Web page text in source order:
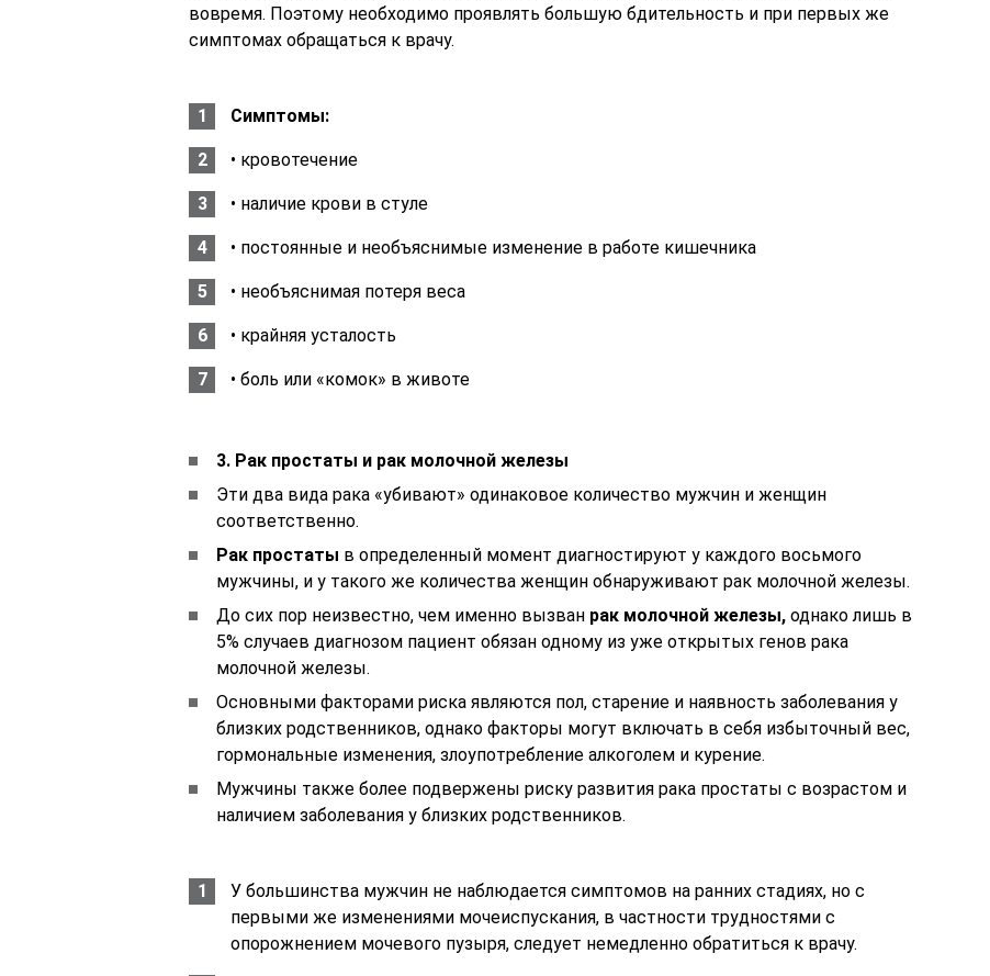
вовремя. Поэтому необходимо проявлять большую бдительность и при первых же
симптомах обращаться к врачу.
Симптомы:
• кровотечение
• наличие крови в стуле
• постоянные и необъяснимые изменение в работе кишечника
• необъяснимая потеря веса
• крайняя усталость
• боль или «комок» в животе
3. Рак простаты и рак молочной железы
Эти два вида рака «убивают» одинаковое количество мужчин и женщин
соответственно.
Рак простаты в определенный момент диагностируют у каждого восьмого
мужчины, и у такого же количества женщин обнаруживают рак молочной железы.
До сих пор неизвестно, чем именно вызван рак молочной железы, однако лишь в
5% случаев диагнозом пациент обязан одному из уже открытых генов рака
молочной железы.
Основными факторами риска являются пол, старение и наявность заболевания у
близких родственников, однако факторы могут включать в себя избыточный вес,
гормональные изменения, злоупотребление алкоголем и курение.
Мужчины также более подвержены риску развития рака простаты с возрастом и
наличием заболевания у близких родственников.
У большинства мужчин не наблюдается симптомов на ранних стадиях, но с
первыми же изменениями мочеиспускания, в частности трудностями с
опорожнением мочевого пузыря, следует немедленно обратиться к врачу.